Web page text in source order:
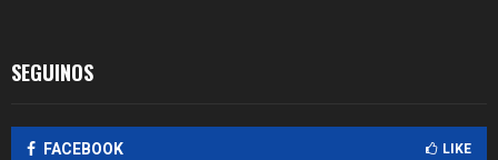
SEGUINOS
FACEBOOK LIKE